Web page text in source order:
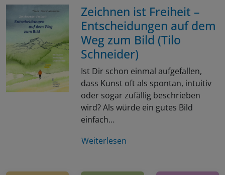
Zeichnen ist Freiheit –
Entscheidungen auf dem
Weg zum Bild (Tilo
Schneider)
Ist Dir schon einmal aufgefallen,
dass Kunst oft als spontan, intuitiv
oder sogar zufällig beschrieben
wird? Als würde ein gutes Bild
einfach…
Weiterlesen